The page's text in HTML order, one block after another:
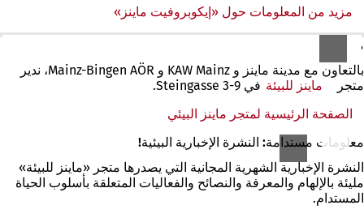
مزيد من المعلومات حول «إيكوبروفيت ماينز»
متجر ماينز البيئي
بالتعاون مع مدينة ماينز و KAW Mainz و Mainz-Bingen AÖR، ندير
متجر
ماينز للبيئة في Steingasse 3-9.
الصفحة الرئيسية لمتجر ماينز البيئي
علامة
جديدة)
معلومات مستدامة: النشرة الإخبارية البيئية!
النشرة الإخبارية الشهرية المجانية التي يصدرها متجر «ماينز للبيئة»
مليئة بالإلهام والمعرفة والنصائح والفعاليات المتعلقة بأسلوب الحياة
المستدام.